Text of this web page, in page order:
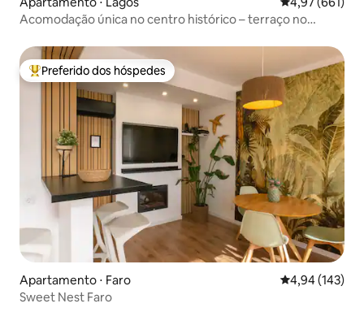
Acomodação única no centro histórico – terraço no
Entre os melhores preferidos dos hóspedes
Preferido dos hóspedes
Apartamento ⋅ Faro 4,94 de uma
4,94 (143)
Sweet Nest Faro